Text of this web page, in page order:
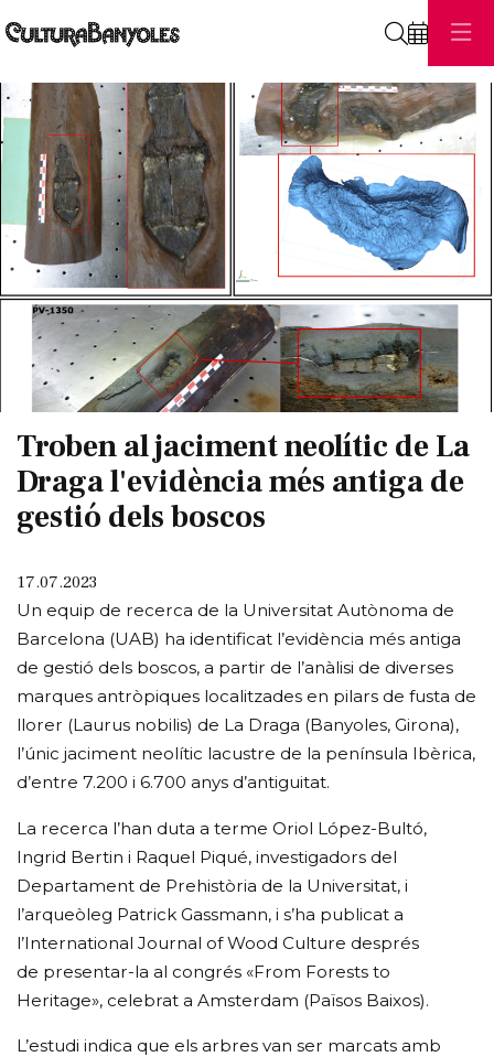
Troben al jaciment neolític de La
Draga l'evidència més antiga de
gestió dels boscos
17.07.2023
Un equip de recerca de la Universitat Autònoma de
Barcelona (UAB) ha identificat l’evidència més antiga
de gestió dels boscos, a partir de l’anàlisi de diverses
marques antròpiques localitzades en pilars de fusta de
llorer (Laurus nobilis) de La Draga (Banyoles, Girona),
l’únic jaciment neolític lacustre de la península Ibèrica,
d’entre 7.200 i 6.700 anys d’antiguitat.
La recerca l’han duta a terme Oriol López-Bultó,
Ingrid Bertin i Raquel Piqué, investigadors del
Departament de Prehistòria de la Universitat, i
l’arqueòleg Patrick Gassmann, i s’ha publicat a
l’International Journal of Wood Culture després
de presentar-la al congrés «From Forests to
Heritage», celebrat a Amsterdam (Països Baixos).
L’estudi indica que els arbres van ser marcats amb